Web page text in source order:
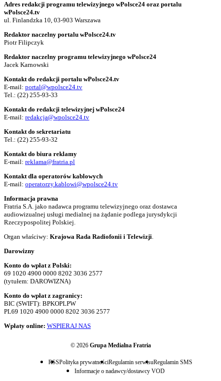
Adres redakcji programu telewizyjnego wPolsce24 oraz portalu
wPolsce24.tv
ul. Finlandzka 10, 03-903 Warszawa
Redaktor naczelny portalu wPolsce24.tv
Piotr Filipczyk
Redaktor naczelny programu telewizyjnego wPolsce24
Jacek Karnowski
Kontakt do redakcji portalu wPolsce24.tv
E-mail: portal@wpolsce24.tv
Tel.: (22) 255-93-33
Kontakt do redakcji telewizyjnej wPolsce24
E-mail: redakcja@wpolsce24.tv
Kontakt do sekretariatu
Tel.: (22) 255-93-32
Kontakt do biura reklamy
E-mail: reklama@fratria.pl
Kontakt dla operatorów kablowych
E-mail: operatorzy.kablowi@wpolsce24.tv
Informacja prawna
Fratria S.A. jako nadawca programu telewizyjnego oraz dostawca
audiowizualnej usługi medialnej na żądanie podlega jurysdykcji
Rzeczypospolitej Polskiej.
Organ właściwy: Krajowa Rada Radiofonii i Telewizji.
Darowizny
Konto do wpłat z Polski:
69 1020 4900 0000 8202 3036 2577
(tytułem: DAROWIZNA)
Konto do wpłat z zagranicy:
BIC (SWIFT): BPKOPLPW
PL69 1020 4900 0000 8202 3036 2577
Wpłaty online: WSPIERAJ NAS
© 2026 Grupa Medialna Fratria
RSSPolityka prywatnościRegulamin serwisuRegulamin SMS
Informacje o nadawcy/dostawcy VOD